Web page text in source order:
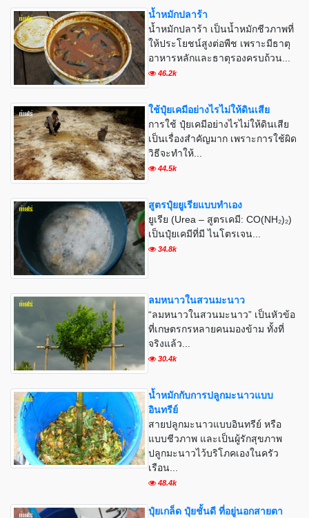
น้ำหมักปลาร้า
น้ำหมักปลาร้า เป็นน้ำหมักชีวภาพที่
ให้ประโยชน์สูงต่อพืช เพราะมีธาตุ
อาหารหลักและธาตุรองครบถ้วน...
46.2k
ใช้ปุ๋ยเคมีอย่างไรไม่ให้ดินเสีย
การใช้ ปุ๋ยเคมีอย่างไรไม่ให้ดินเสีย
เป็นเรื่องสำคัญมาก เพราะการใช้ผิด
วิธีจะทำให้...
44.5k
สูตรปุ๋ยยูเรียแบบทำเอง
ยูเรีย (Urea – สูตรเคมี: CO(NH₂)₂)
เป็นปุ๋ยเคมีที่มี ไนโตรเจน...
34.8k
ลมหนาวในสวนมะนาว
“ลมหนาวในสวนมะนาว” เป็นหัวข้อ
ที่เกษตรกรหลายคนมองข้าม ทั้งที่
จริงแล้ว...
30.4k
น้ำหมักกับการปลูกมะนาวแบบ
อินทรีย์
สายปลูกมะนาวแบบอินทรีย์ หรือ
แบบชีวภาพ และเป็นผู้รักสุขภาพ
ปลูกมะนาวไว้บริโภคเองในครัว
เรือน...
48.4k
ปุ๋ยเกล็ด ปุ๋ยชั้นดี ที่อยู่นอกสายตา